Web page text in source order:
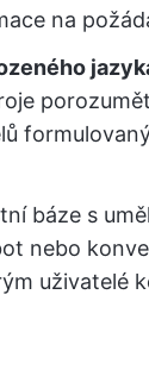
na
báze s
nebo
uživatelé